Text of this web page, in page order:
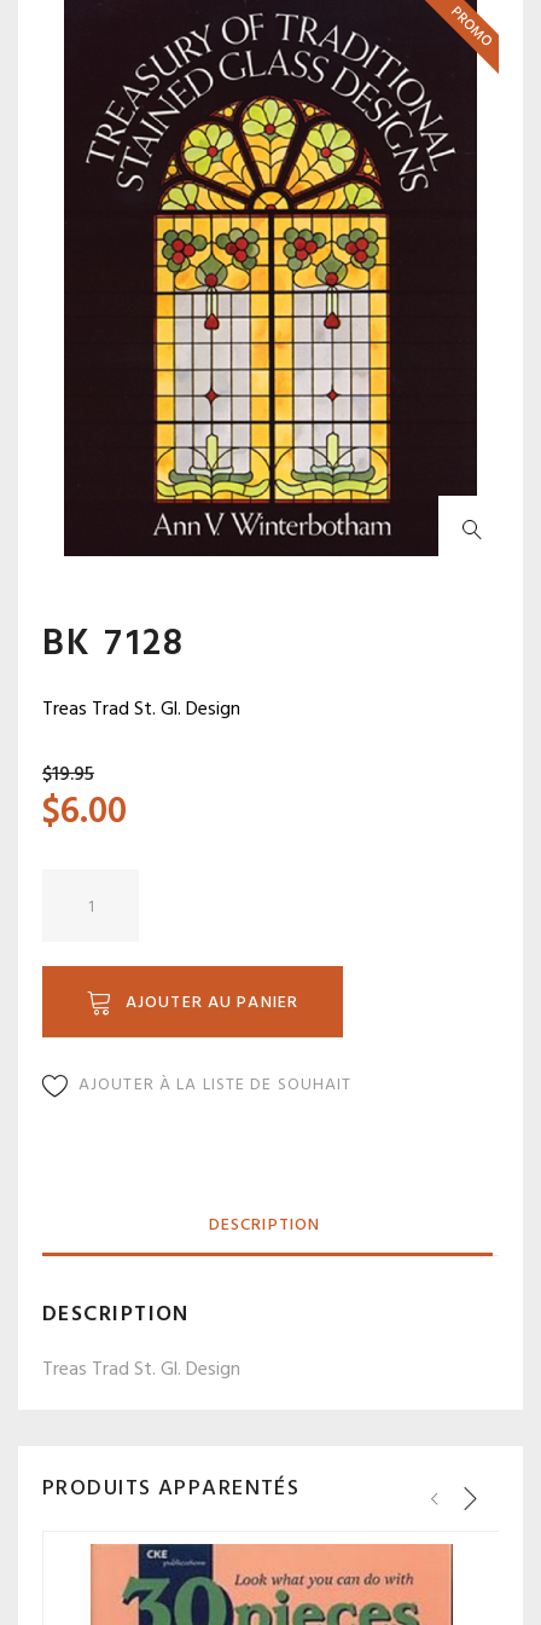
PROMO
BK 7128
Treas Trad St. Gl. Design
$19.95
$6.00
AJOUTER AU PANIER
AJOUTER À LA LISTE DE SOUHAIT
DESCRIPTION
DESCRIPTION
Treas Trad St. Gl. Design
PRODUITS APPARENTÉS